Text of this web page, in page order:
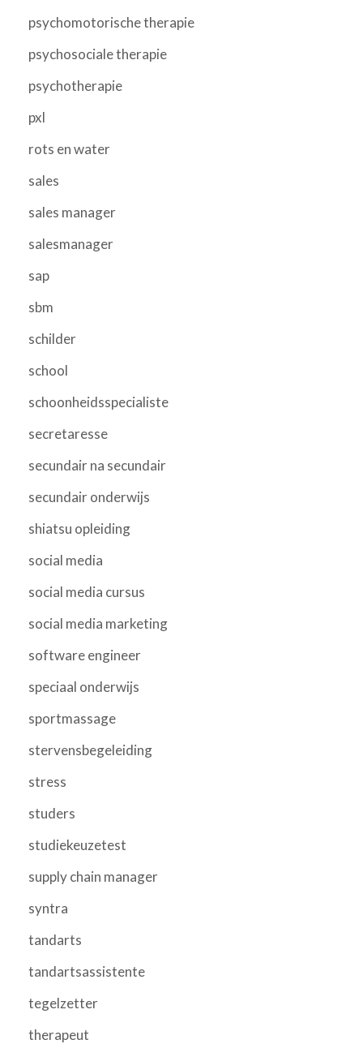
psychomotorische therapie
psychosociale therapie
psychotherapie
pxl
rots en water
sales
sales manager
salesmanager
sap
sbm
schilder
school
schoonheidsspecialiste
secretaresse
secundair na secundair
secundair onderwijs
shiatsu opleiding
social media
social media cursus
social media marketing
software engineer
speciaal onderwijs
sportmassage
stervensbegeleiding
stress
studers
studiekeuzetest
supply chain manager
syntra
tandarts
tandartsassistente
tegelzetter
therapeut